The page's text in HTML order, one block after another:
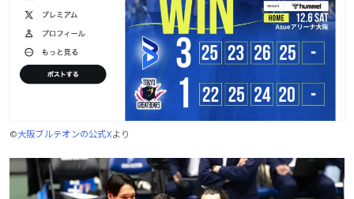
©大阪ブルテオンの公式Xより